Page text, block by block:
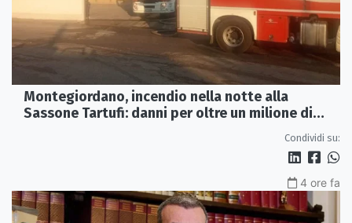
Montegiordano, incendio nella notte alla
Sassone Tartufi: danni per oltre un milione di
Condividi su:
4 ore fa